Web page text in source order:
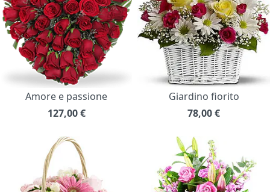
Amore e passione
127,00 €
Giardino fiorito
78,00€